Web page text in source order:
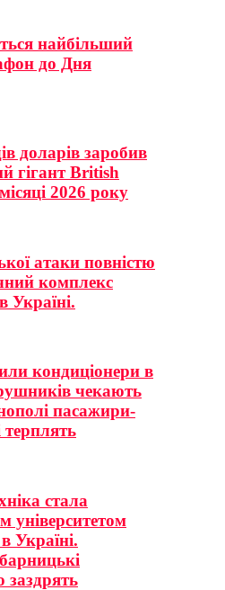
найбільший
до Дня
доларів заробив
гігант British
2026 року
атаки повністю
комплекс
Україні.
кондиціонери в
чекають
пасажири-
терплять
стала
університетом
Україні.
заздрять